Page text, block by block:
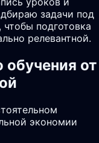
задачи под
подготовка
релевантной.
от
экономии